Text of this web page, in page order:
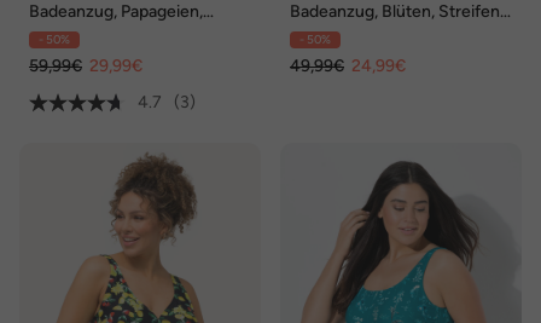
Badeanzug, Papageien,
Softcups, recycelt
- 50%
59,99€ 29,99€
4.7
(3)
Badeanzug, Blüten, Streifen,
Softcups, Volant
- 50%
49,99€ 24,99€